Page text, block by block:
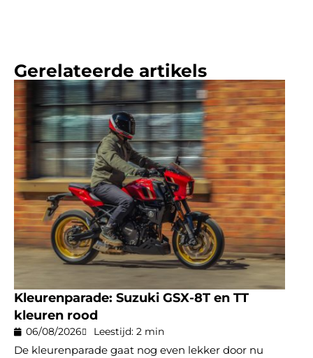
Gerelateerde artikels
Kleurenparade: Suzuki GSX-8T en TT
kleuren rood
06/08/2026 Leestijd: 2 min
De kleurenparade gaat nog even lekker door nu